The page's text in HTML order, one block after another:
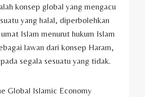
konsep global yang mengacu
yang halal, diperbolehkan
Islam menurut hukum Islam
lawan dari konsep Haram,
segala sesuatu yang tidak.
Global Islamic Economy